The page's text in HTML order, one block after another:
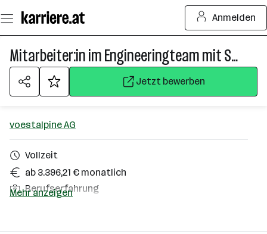
Seiteninhalt
springen
Anmelden
Mitarbeiter:in im Engineeringteam mit Schwerpunkt Technische Dokumentation
Jetzt bewerben
voestalpine AG
Vollzeit
ab 3.396,21 € monatlich
Berufserfahrung
Mehr anzeigen